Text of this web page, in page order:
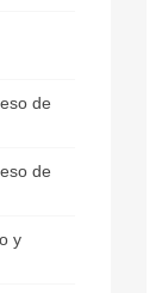
de
de
y